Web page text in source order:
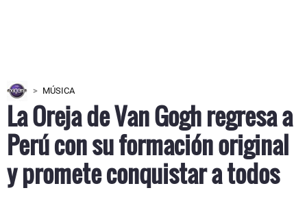
MÚSICA
La Oreja de Van Gogh regresa a
Perú con su formación original
y promete conquistar a todos